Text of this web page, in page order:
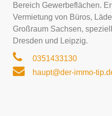
Bereich Gewerbeflächen.
Vermietung von Büros,
Großraum Sachsen,
Dresden und Leipzig.
0351433130
haupt@der-immo-